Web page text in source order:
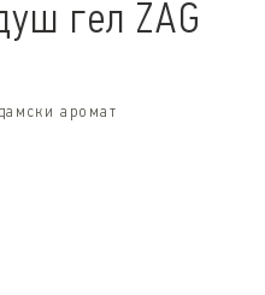
гел ZAG
аромат